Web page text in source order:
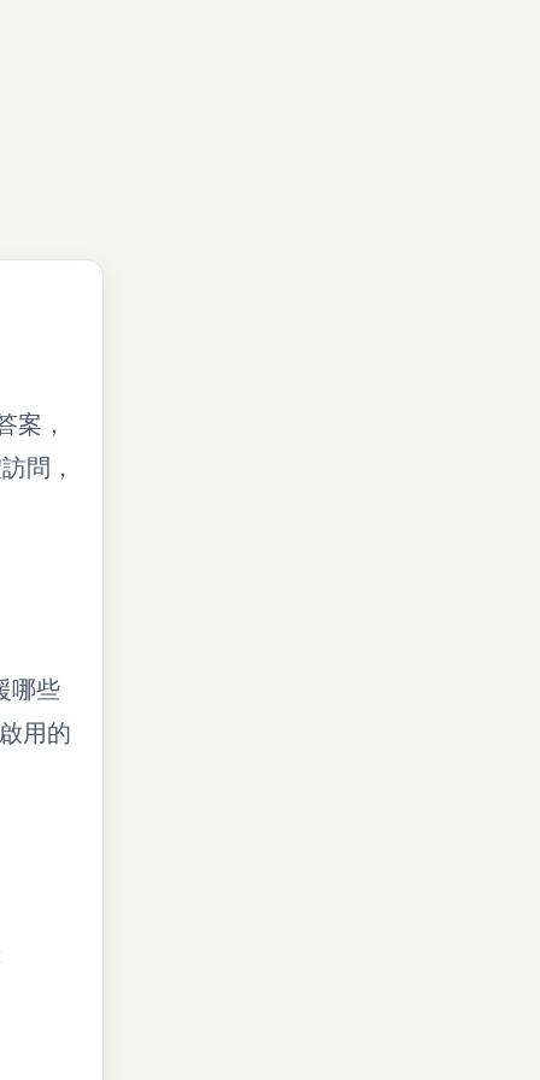
案，
問，
哪些
用的